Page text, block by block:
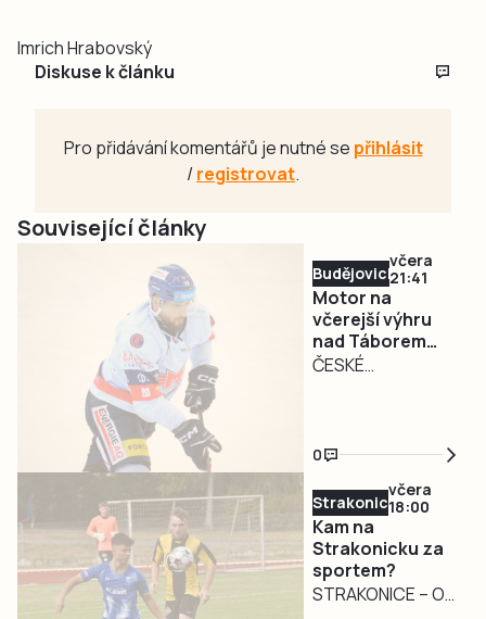
Imrich Hrabovský
Diskuse k článku
Pro přidávání komentářů je nutné se přihlásit
/registrovat.
Související články
Budějovicko
včera
21:41
Motor na
včerejší výhru
nad Táborem
nenavázal. Doma
ČESKÉ
přišlo vystřízlivění.
Hokejisté Banes
Motoru České
Budějovice dnes
ve druhém
přípravném utkání
na domácím ledě
0
Strakonicko
včera
18:00
Kam na
Strakonicku za
sportem?
STRAKONICE – O